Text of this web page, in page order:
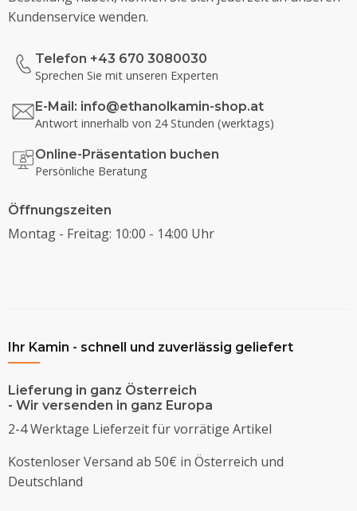
Kundenservice wenden.
Telefon +43 670 3080030
Sprechen Sie mit unseren Experten
E-Mail: info@ethanolkamin-shop.at
Antwort innerhalb von 24 Stunden (werktags)
Online-Präsentation buchen
Persönliche Beratung
Öffnungszeiten
Montag - Freitag: 10:00 - 14:00 Uhr
Ihr Kamin - schnell und zuverlässig geliefert
Lieferung in ganz Österreich
- Wir versenden in ganz Europa
2-4 Werktage Lieferzeit für vorrätige Artikel
Kostenloser Versand ab 50€ in Österreich und
Deutschland